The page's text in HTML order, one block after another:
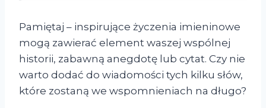
Pamiętaj – inspirujące życzenia imieninowe
mogą zawierać element waszej wspólnej
historii, zabawną anegdotę lub cytat. Czy nie
warto dodać do wiadomości tych kilku słów,
które zostaną we wspomnieniach na długo?